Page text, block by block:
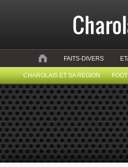
FAITS-DIVERS
CHAROLAIS ET SA RÉGION FOOT